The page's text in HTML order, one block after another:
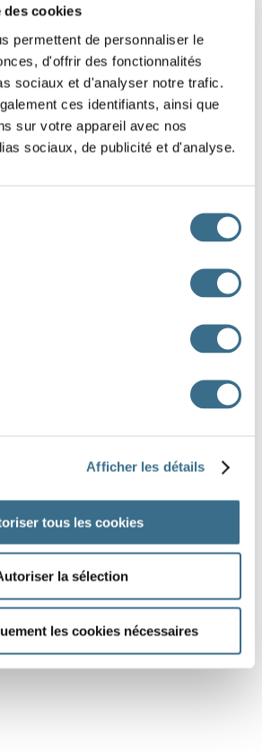
des cookies
permettent de personnaliser le
d'offrir des fonctionnalités
sociaux et d'analyser notre trafic.
ces identifiants, ainsi que
sur votre appareil avec nos
sociaux, de publicité et d'analyse.
Afficher les détails
tous les cookies
la sélection
les cookies nécessaires
words. Find the right places!
a first clue! You can check at any
letters change color.